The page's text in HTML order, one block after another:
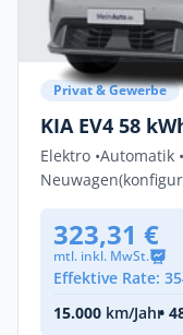
Privat & Gewerbe
KIA EV4 58
Elektro •Automatik •
Neuwagen
323,31 €
mtl. inkl. MwSt.
Effektive Rate:
15.000 km/Jahr
•